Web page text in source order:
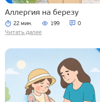
Аллергия на березу
22 мин. 199 0
Читать далее